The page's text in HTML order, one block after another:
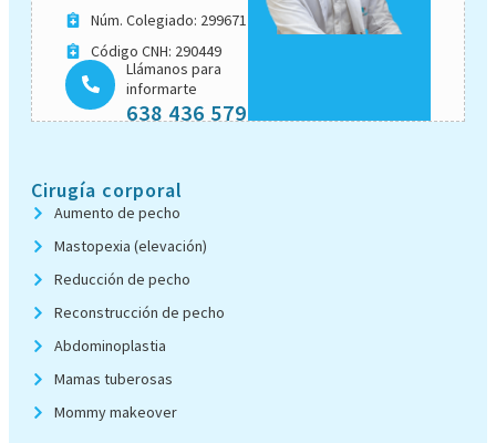
Núm. Colegiado: 299671
Código CNH: 290449
Llámanos para
informarte
638 436 579
Cirugía corporal
Aumento de pecho
Mastopexia (elevación)
Reducción de pecho
Reconstrucción de pecho
Abdominoplastia
Mamas tuberosas
Mommy makeover